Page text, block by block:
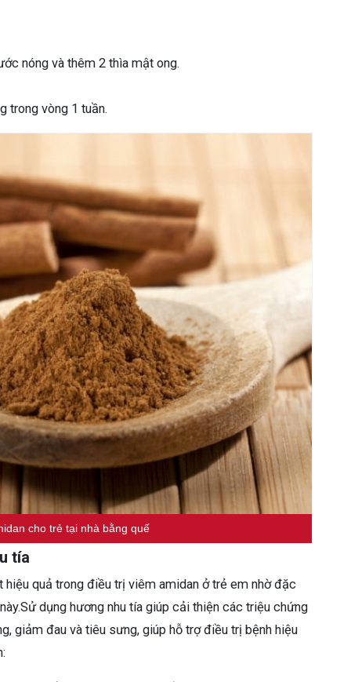
nóng và thêm 2 thìa mật ong.
trong vòng 1 tuần.
cho trẻ tại nhà bằng quế
tía
quả trong điều trị viêm amidan ở trẻ em nhờ đặc
dụng hương nhu tía giúp cải thiện các triệu chứng
giảm đau và tiêu sưng, giúp hỗ trợ điều trị bệnh hiệu